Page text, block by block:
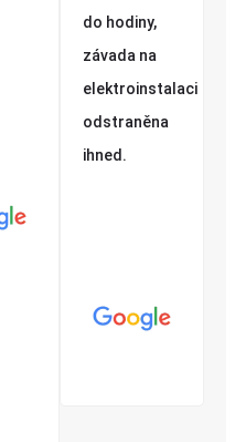
do hodiny,
závada na
elektroinstalaci
odstraněna
ihned.